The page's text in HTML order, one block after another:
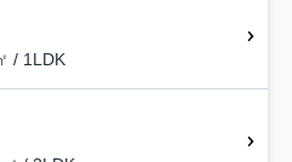
/ 1LDK